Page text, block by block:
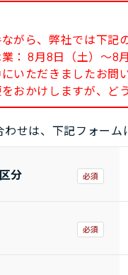
がら、弊社では下記
： 8月8日（土）～8月
いただきましたお問
おかけしますが、ど
せは、下記フォーム
分